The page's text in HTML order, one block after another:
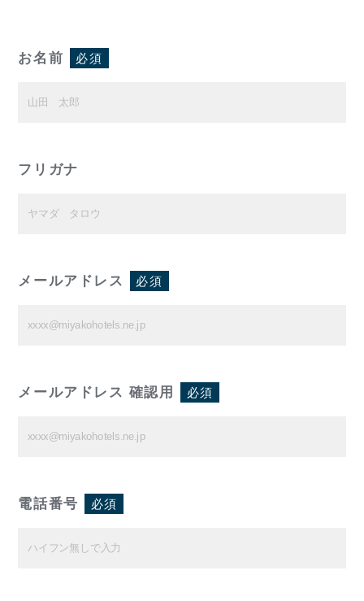
お名前 必須
フリガナ
メールアドレス 必須
メールアドレス 確認用 必須
電話番号 必須